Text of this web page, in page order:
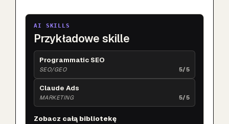
AI SKILLS
Przykładowe skille
Programmatic SEO
SEO/GEO 5/5
Claude Ads
MARKETING 5/5
Zobacz całą bibliotekę